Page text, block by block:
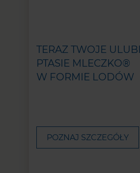
TERAZ TWOJE
PTASIE MLECZKO®
W FORMIE LODÓW
POZNAJ SZCZEGÓŁY